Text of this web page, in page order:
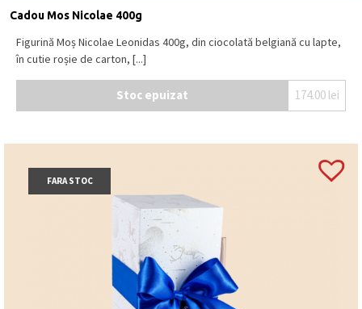
Cadou Mos Nicolae 400g
Figurină Moș Nicolae Leonidas 400g, din ciocolată belgiană cu lapte,
în cutie roșie de carton, [...]
Stoc epuizat 174.00 lei
FARA STOC